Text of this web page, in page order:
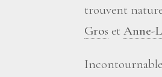
trouvent
Gros et Anne-